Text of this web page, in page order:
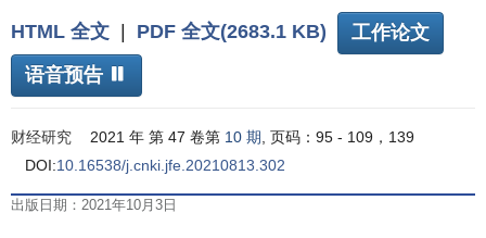
HTML 全文 PDF 全文(2683.1 KB)
工作论文
语音预告
财经研究 2021 年 第 47 卷第 10 期, 页码：95 - 109，139
DOI:10.16538/j.cnki.jfe.20210813.302
出版日期：2021年10月3日